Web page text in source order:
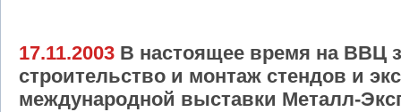
17.11.2003 В настоящее время на ВВЦ
строительство и монтаж стендов и
международной выставки Металл-